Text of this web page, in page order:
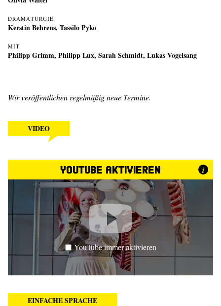
DRAMATURGIE
Kerstin Behrens, Tassilo Pyko
MIT
Philipp Grimm, Philipp Lux, Sarah Schmidt, Lukas Vogelsang
Wir veröffentlichen regelmäßig neue Termine.
VIDEO
YouTube aktivieren i
YouTube immer aktivieren
EINFACHE SPRACHE